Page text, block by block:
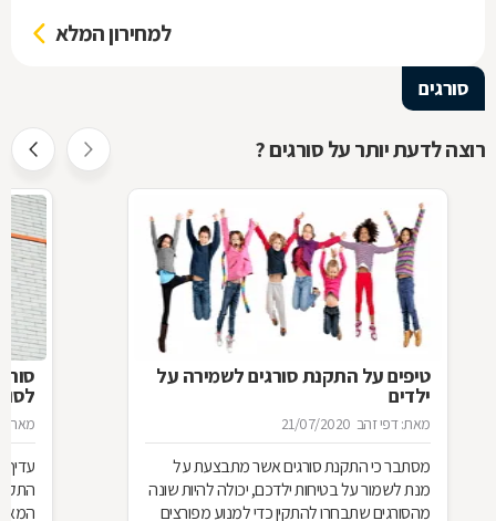
למחירון המלא
סורגים
רוצה לדעת יותר על סורגים ?
טיפים על התקנת סורגים לשמירה על
ילדים
מאת: דפי זהב 21/07/2020
מסתבר כי התקנת סורגים אשר מתבצעת על
מנת לשמור על בטיחות ילדכם, יכולה להיות שונה
מהסורגים שתבחרו להתקין כדי למנוע מפורצים
מאת: